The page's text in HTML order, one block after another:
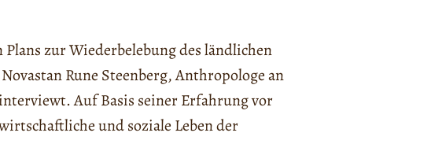
zur Wiederbelebung des ländlichen
Rune Steenberg, Anthropologe an
Auf Basis seiner Erfahrung vor
und soziale Leben der